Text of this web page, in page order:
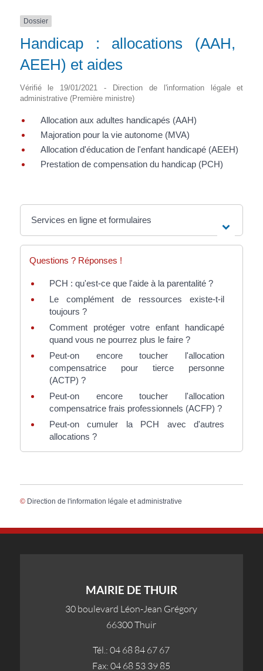
Dossier
Handicap : allocations (AAH,
AEEH) et aides
Vérifié le 19/01/2021 - Direction de l'information légale et
administrative (Première ministre)
Allocation aux adultes handicapés (AAH)
Majoration pour la vie autonome (MVA)
Allocation d'éducation de l'enfant handicapé (AEEH)
Prestation de compensation du handicap (PCH)
Services en ligne et formulaires
Questions ? Réponses !
PCH : qu'est-ce que l'aide à la parentalité ?
Le complément de ressources existe-t-il
toujours ?
Comment protéger votre enfant handicapé
quand vous ne pourrez plus le faire ?
Peut-on encore toucher l'allocation
compensatrice pour tierce personne
(ACTP) ?
Peut-on encore toucher l'allocation
compensatrice frais professionnels (ACFP) ?
Peut-on cumuler la PCH avec d'autres
allocations ?
© Direction de l'information légale et administrative
MAIRIE DE THUIR
30 boulevard Léon-Jean Grégory
66300 Thuir
Tél.: 04 68 84 67 67
Fax: 04 68 53 39 85